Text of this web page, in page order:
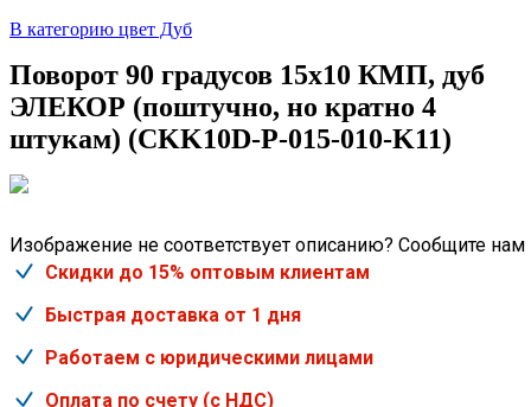
В категорию цвет Дуб
Поворот 90 градусов 15х10 КМП, дуб
ЭЛЕКОР (поштучно, но кратно 4
штукам) (CKK10D-P-015-010-K11)
Изображение не соответствует описанию? Сообщите нам
Скидки до 15% оптовым клиентам
Быстрая доставка от 1 дня
Работаем с юридическими лицами
Оплата по счету (с НДС)